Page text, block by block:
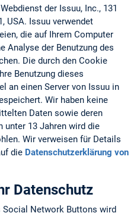
der Issuu, Inc., 131
USA. Issuu verwendet
die auf Ihrem Computer
Analyse der Benutzung des
Die durch den Cookie
Benutzung dieses
an einen Server von Issuu in
Wir haben keine
Daten sowie deren
unter 13 Jahren wird die
Wir verweisen für Details
die Datenschutzerklärung von
Datenschutz
Social Network Buttons wird